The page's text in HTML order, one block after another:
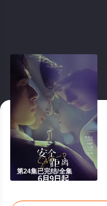
第24集已完结/全集